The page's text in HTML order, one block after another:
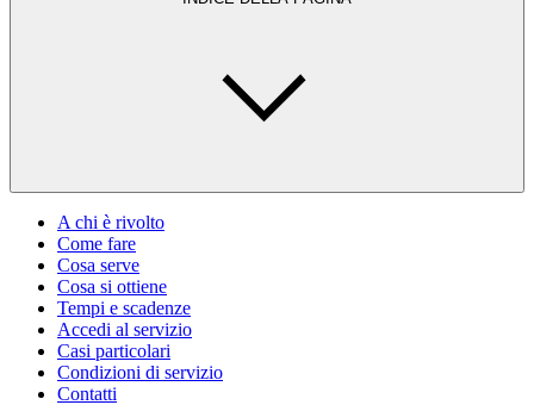
A chi è rivolto
Come fare
Cosa serve
Cosa si ottiene
Tempi e scadenze
Accedi al servizio
Casi particolari
Condizioni di servizio
Contatti